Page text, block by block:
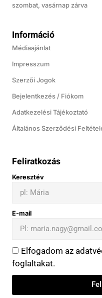
szombat, vasárnap zárva
Információ
Médiaajánlat
Impresszum
Szerzői Jogok
Bejelentkezés / Fiókom
Adatkezelési Tájékoztató
Általános Szerződési
Feliratkozás
Keresztév
E-mail
Elfogadom az
foglaltakat.